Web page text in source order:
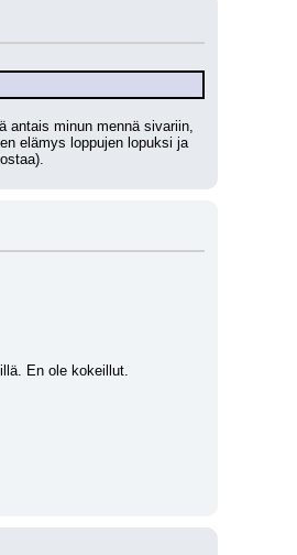
antais minun mennä sivariin,
elämys loppujen lopuksi ja
En ole kokeillut.